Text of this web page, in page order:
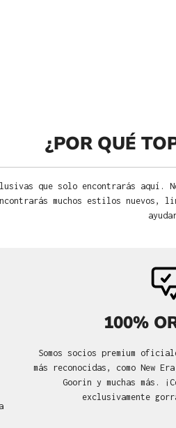
¿POR QUÉ
que solo encontrarás aquí.
muchos estilos
100%
Somos socios premium
más reconocidas, como New
Goorin y muchas más.
exclusivamente